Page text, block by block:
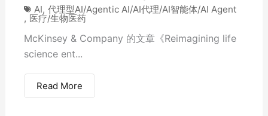
AI, 代理型AI/Agentic AI/AI代理/AI智能体/AI Agent
, 医疗/生物医药
McKinsey & Company 的文章《Reimagining life
science ent...
Read More